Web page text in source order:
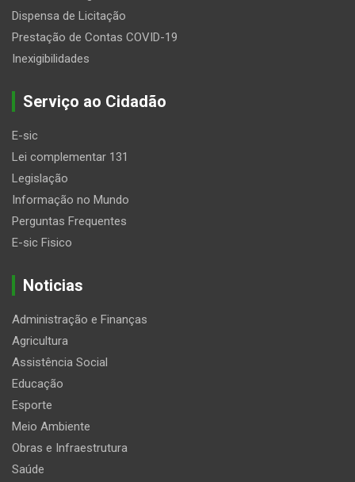
Dispensa de Licitação
Prestação de Contas COVID-19
Inexigibilidades
Serviço ao Cidadão
E-sic
Lei complementar 131
Legislação
Informação no Mundo
Perguntas Frequentes
E-sic Fisico
Noticias
Administração e Finanças
Agricultura
Assistência Social
Educação
Esporte
Meio Ambiente
Obras e Infraestrutura
Saúde